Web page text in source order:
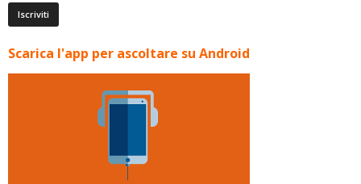
Scarica l'app per ascoltare su Android